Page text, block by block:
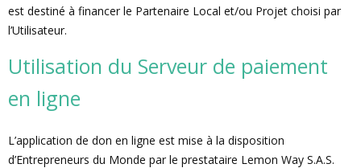
est destiné à financer le Partenaire Local et/ou Projet choisi par
l’Utilisateur.
Utilisation du Serveur de paiement
en ligne
L’application de don en ligne est mise à la disposition
d’Entrepreneurs du Monde par le prestataire Lemon Way S.A.S.